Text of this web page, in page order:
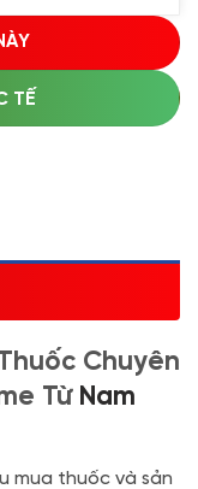
tự động qua
dụng dịch vụ
VND)
TẾ
Chuyên
Từ Nam
mua thuốc và sản